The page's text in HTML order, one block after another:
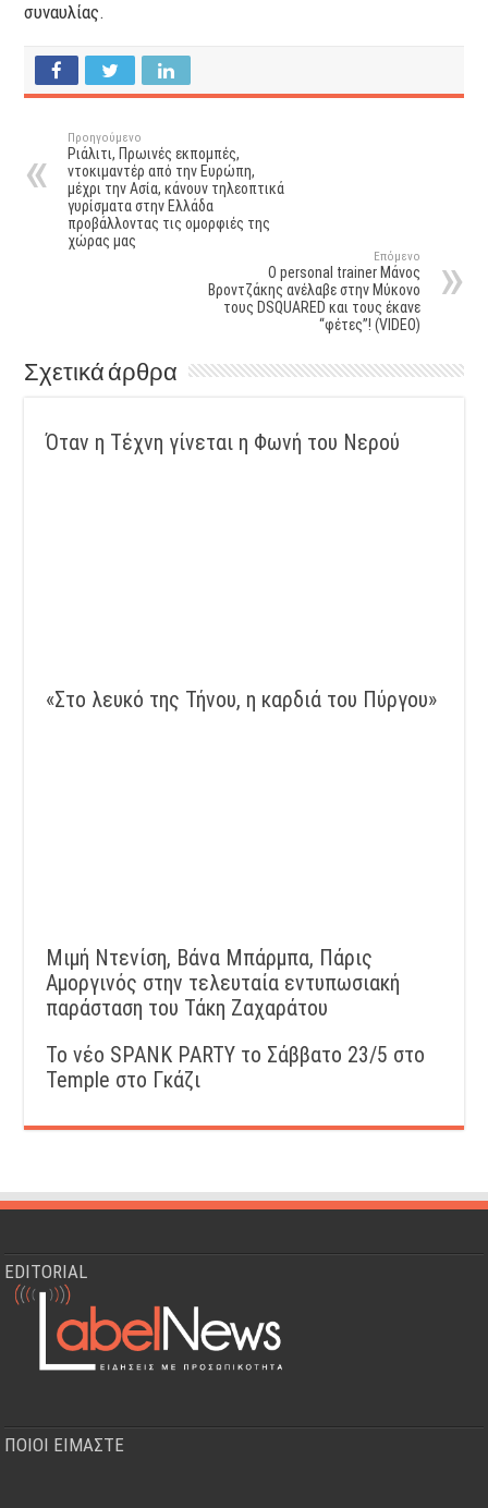
συναυλίας.
Προηγούμενο
Ριάλιτι, Πρωινές εκπομπές,
ντοκιμαντέρ από την Ευρώπη,
μέχρι την Ασία, κάνουν τηλεοπτικά
γυρίσματα στην Ελλάδα
προβάλλοντας τις ομορφιές της
χώρας μας
Επόμενο
Ο personal trainer Μάνος
Βροντζάκης ανέλαβε στην Μύκονο
τους DSQUARED και τους έκανε
“φέτες”! (VIDEO)
Σχετικά άρθρα
Όταν η Τέχνη γίνεται η Φωνή του Νερού
«Στο λευκό της Τήνου, η καρδιά του Πύργου»
Μιμή Ντενίση, Βάνα Μπάρμπα, Πάρις
Αμοργινός στην τελευταία εντυπωσιακή
παράσταση του Τάκη Ζαχαράτου
Το νέο SPANK PARTY το Σάββατο 23/5 στο
Temple στο Γκάζι
EDITORIAL
ΠΟΙΟΙ ΕΙΜΑΣΤΕ